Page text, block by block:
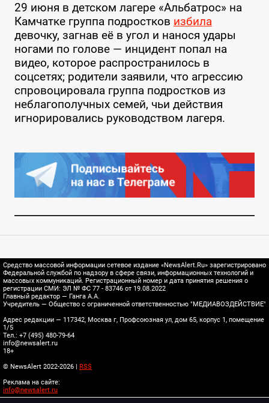
29 июня в детском лагере «Альбатрос» на
Камчатке группа подростков избила
девочку, загнав её в угол и нанося удары
ногами по голове — инцидент попал на
видео, которое распространилось в
соцсетях; родители заявили, что агрессию
спровоцировала группа подростков из
неблагополучных семей, чьи действия
игнорировались руководством лагеря.
Средство массовой информации сетевое издание «NewsAlert.Ru» зарегистрировано
Федеральной службой по надзору в сфере связи, информационных технологий и
массовых коммуникаций. Регистрационный номер и дата принятия решения о
регистрации СМИ: ЭЛ № ФС 77 - 83746 от 19.08.2022
Главный редактор — Ганга А.А.
Учредитель — Общество с ограниченной ответственностью "МЕДИАВОЗДЕЙСТВИЕ"
Адрес редакции — 117342, Москва г, Профсоюзная ул, дом 65, корпус 1, помещение
1/5
Тел.: +7 (495) 480-79-64
info@newsalert.ru
18+
© NewsAlert 2022-2026 | RSS
Реклама на сайте:
info@newsalert.ru